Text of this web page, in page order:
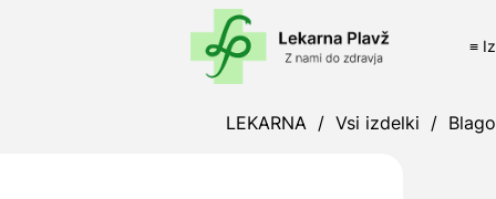
≡
LEKARNA / Vsi izdelki /